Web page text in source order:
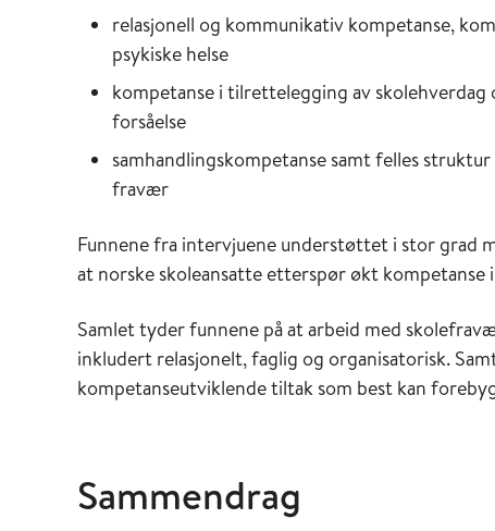
relasjonell og kommunikativ kompetanse,
psykiske helse
kompetanse i tilrettelegging av skolehverdag
forsåelse
samhandlingskompetanse samt felles
fravær
Funnene fra intervjuene understøttet i stor grad
at norske skoleansatte etterspør økt
Samlet tyder funnene på at arbeid med
inkludert relasjonelt, faglig og organisatorisk.
kompetanseutviklende tiltak som best kan
Sammendrag